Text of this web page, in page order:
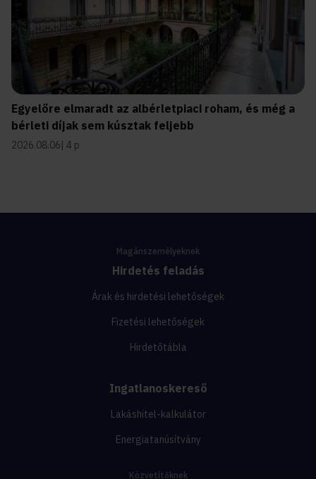
Egyelőre elmaradt az albérletpiaci roham, és még a
bérleti díjak sem kúsztak feljebb
2026.08.06 4 p
Magánszemélyeknek
Hirdetés feladás
Árak és hirdetési lehetőségek
Fizetési lehetőségek
Hirdetőtábla
Ingatlanoskereső
Lakáshitel-kalkulátor
Energiatanúsítvány
Közvetítőknek